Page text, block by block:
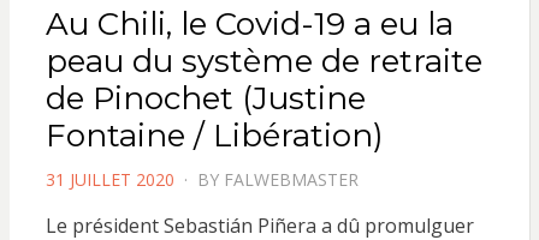
Au Chili, le Covid-19 a eu la
peau du système de retraite
de Pinochet (Justine
Fontaine / Libération)
POSTED
31 JUILLET 2020 BY FALWEBMASTER
Le président Sebastián Piñera a dû promulguer